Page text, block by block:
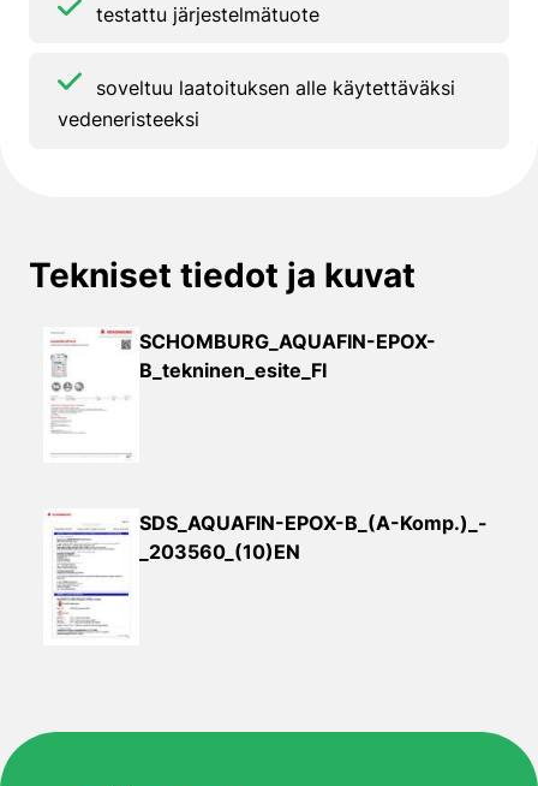
testattu järjestelmätuote
soveltuu laatoituksen alle käytettäväksi
vedeneristeeksi
Tekniset tiedot ja kuvat
SCHOMBURG_AQUAFIN-EPOX-
B_tekninen_esite_FI
SDS_AQUAFIN-EPOX-B_(A-Komp.)_-
_203560_(10)EN